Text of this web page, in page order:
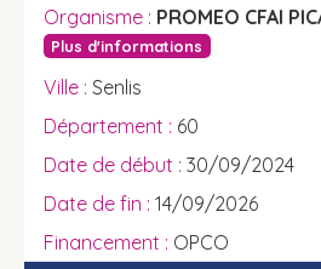
PROMEO CFAI
Plus d'informations
Senlis
60
30/09/2024
14/09/2026
OPCO